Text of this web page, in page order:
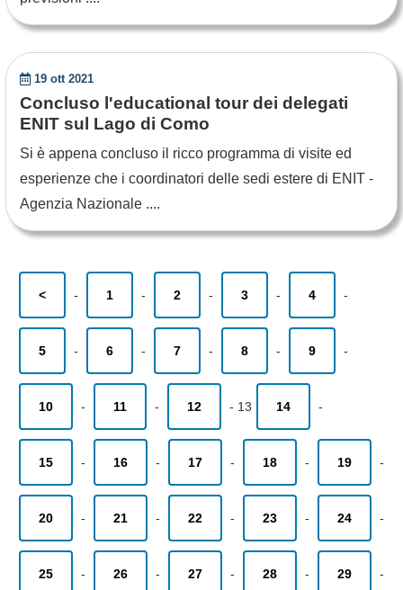
19 ott 2021
Concluso l'educational tour dei delegati
ENIT sul Lago di Como
Si è appena concluso il ricco programma di visite ed
esperienze che i coordinatori delle sedi estere di ENIT -
Agenzia Nazionale ....
< - 1 - 2 - 3 - 4 -
5 - 6 - 7 - 8 - 9 -
10 - 11 - 12 - 13 14 -
15 - 16 - 17 - 18 - 19 -
20 - 21 - 22 - 23 - 24 -
25 - 26 - 27 - 28 - 29 -